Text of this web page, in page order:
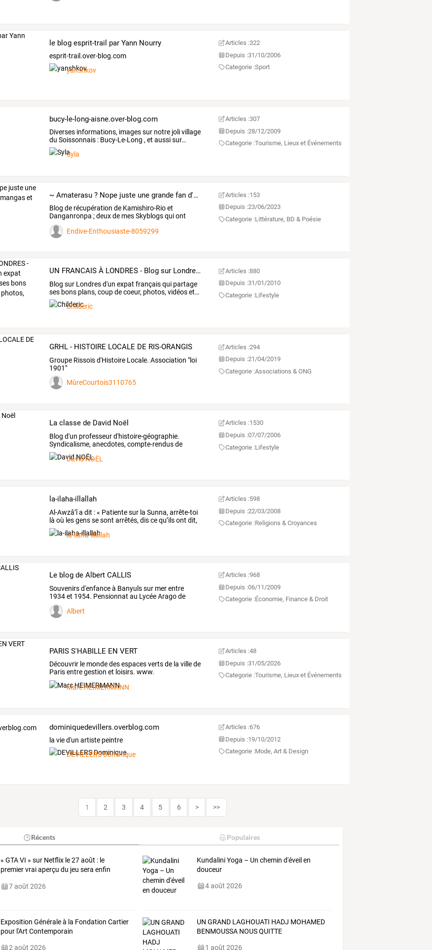
le blog esprit-trail par Yann Nourry
esprit-trail.over-blog.com
yanshkov
Articles :322
Depuis :31/10/2006
Categorie :Sport
bucy-le-long-aisne.over-blog.com
Diverses informations, imagessur notre jolivillage
du Soissonnais : Bucy-Le-Long ,et aussisur…
Syla
Articles :307
Depuis :28/12/2009
Categorie :Tourisme, Lieux et Événements
~ Amaterasu ? Nope juste une grande fan d'animes-mangas et de jeux-vidéos ~
Blog de récupération de Kamishiro-Rioet
Danganronpa ;deuxde mesSkyblogsquiont
été…
Endive-Enthousiaste-8059299
Articles :153
Depuis :23/06/2023
Categorie :Littérature, BD & Poésie
UN FRANCAIS À LONDRES - Blog sur Londres d'un expat français qui partage ses bons plans, coup de coeur, photos, vidéos et anecdotes!
Blog sur Londresd'un expat françaisqui partage
ses bons plans, coupdecoeur, photos, vidéoset…
Childeric
Articles :880
Depuis :31/01/2010
Categorie :Lifestyle
GRHL - HISTOIRE LOCALE DE RIS-ORANGIS
Groupe Rissois d'Histoire Locale. Association "loi
1901"
MûreCourtois3110765
Articles :294
Depuis :21/04/2019
Categorie :Associations & ONG
La classe de David Noël
Blog d'un professeurd'histoire-géographie.
Syndicalisme, anecdotes, compte-rendusde
lecture,
David NOËL
Articles :1530
Depuis :07/07/2006
Categorie :Lifestyle
la-ilaha-illallah
Al-Awzâ’îa dit :« Patientesur la Sunna, arrête-toi
là où lesgenssesont arrêtés, discequ’ilsont dit,
…
la-ilaha-illallah
Articles :598
Depuis :22/03/2008
Categorie :Religions & Croyances
Le blog de Albert CALLIS
Souvenirs d'enfance à Banyuls sur mer entre
1934 et 1954. Pensionnat au Lycée Arago de
Perpignan
Albert
Articles :968
Depuis :06/11/2009
Categorie :Économie, Finance & Droit
PARIS S'HABILLE EN VERT
Découvrir le mondedesespacesvertsde la villede
Parisentregestion et loisirs. www.
parisauvert.fr
Marc HEIMERMANN
Articles :48
Depuis :31/05/2026
Categorie :Tourisme, Lieux et Événements
dominiquedevillers.overblog.com
la vie d'un artiste peintre
DEVILLERS Dominique
Articles :676
Depuis :19/10/2012
Categorie :Mode, Art & Design
1 2 3 4 5 6 > >>
Récents Populaires
« GTA VI » sur Netflix le 27 août : le
premier vrai aperçu du jeu sera enfin
7 août 2026
Kundalini Yoga – Un chemin d'éveil en
douceur
4 août 2026
Exposition Générale à la Fondation Cartier
pour l'Art Contemporain
2 août 2026
UN GRAND LAGHOUATI HADJ MOHAMED
BENMOUSSA NOUS QUITTE
1 août 2026